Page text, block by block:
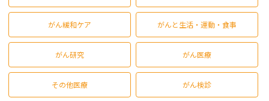
がん緩和ケア がんと生活・運動・食事
がん研究 がん医療
その他医療 がん検診